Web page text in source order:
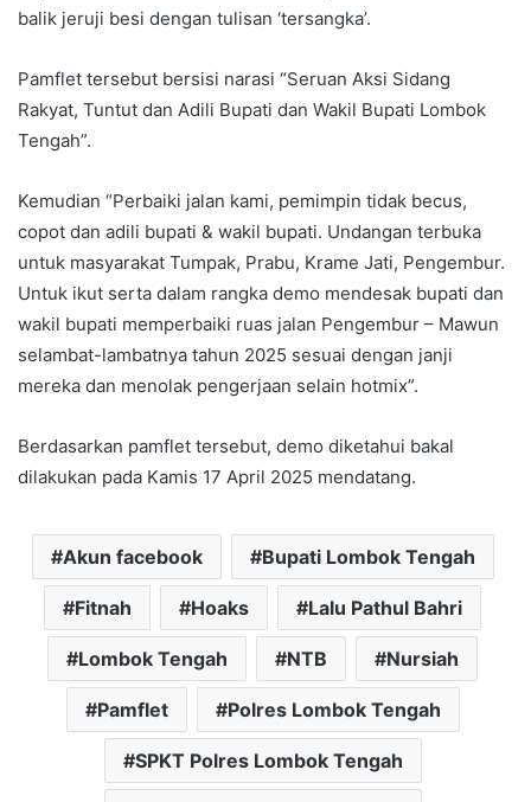
balik jeruji besi dengan tulisan ‘tersangka’.
Pamflet tersebut bersisi narasi “Seruan Aksi Sidang
Rakyat, Tuntut dan Adili Bupati dan Wakil Bupati Lombok
Tengah”.
Kemudian “Perbaiki jalan kami, pemimpin tidak becus,
copot dan adili bupati & wakil bupati. Undangan terbuka
untuk masyarakat Tumpak, Prabu, Krame Jati, Pengembur.
Untuk ikut serta dalam rangka demo mendesak bupati dan
wakil bupati memperbaiki ruas jalan Pengembur – Mawun
selambat-lambatnya tahun 2025 sesuai dengan janji
mereka dan menolak pengerjaan selain hotmix”.
Berdasarkan pamflet tersebut, demo diketahui bakal
dilakukan pada Kamis 17 April 2025 mendatang.
Akun facebook Bupati Lombok Tengah
Fitnah Hoaks Lalu Pathul Bahri
Lombok Tengah NTB Nursiah
Pamflet Polres Lombok Tengah
SPKT Polres Lombok Tengah